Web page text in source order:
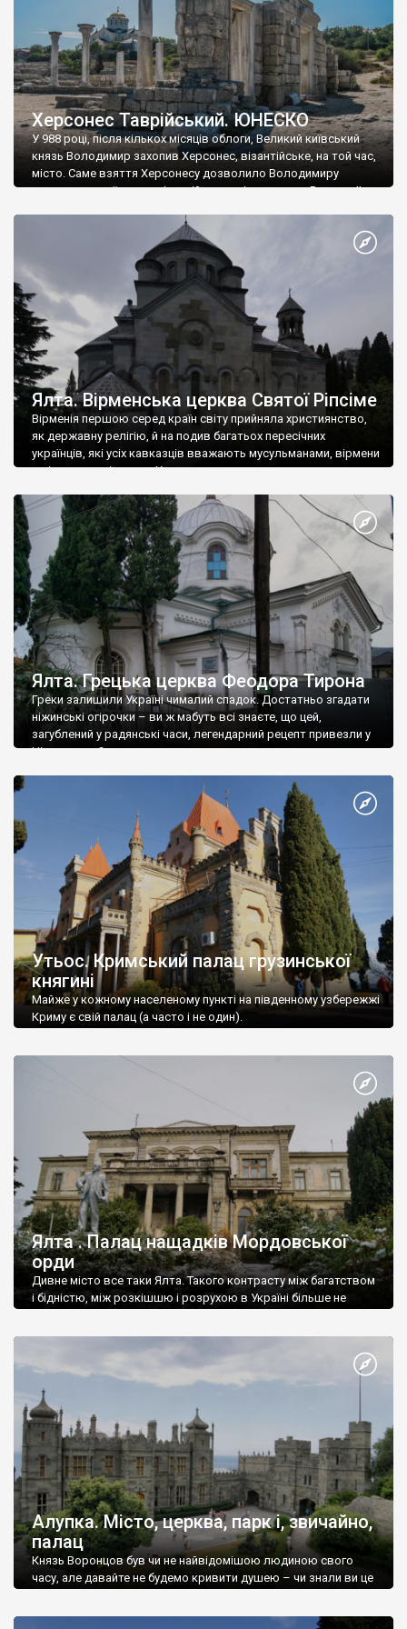
Херсонес Таврійський. ЮНЕСКО
У 988 році, після кількох місяців облоги, Великий київський
князь Володимир захопив Херсонес, візантійське, на той час,
місто. Саме взяття Херсонесу дозволило Володимиру
диктувати свої умови візантійському імператору Василю ІІ, та
Херсонесі Володимир-язичник, став Василем-християнином.
А потім було Хрещення Русі. На честь Херсонесу Таврійського
Ялта. Вірменська церква Святої Ріпсіме
Вірменія першою серед країн світу прийняла християнство,
як державну релігію, й на подив багатьох пересічних
українців, які усіх кавказців вважають мусульманами, вірмени
є відданими вірянами Христа
Ялта. Грецька церква Феодора Тирона
Греки залишили Україні чималий спадок. Достатньо згадати
ніжинські огірочки – ви ж мабуть всі знаєте, що цей,
загублений у радянські часи, легендарний рецепт привезли у
Ніжин греки?
Утьос. Кримський палац грузинської
княгині
Майже у кожному населеному пункті на південному узбережжі
Криму є свій палац (а часто і не один).
Ялта . Палац нащадків Мордовської
орди
Дивне місто все таки Ялта. Такого контрасту між багатством
і бідністю, між розкішшю і розрухою в Україні більше не
Алупка. Місто, церква, парк і, звичайно,
палац
Князь Воронцов був чи не найвідомішою людиною свого
часу, але давайте не будемо кривити душею – чи знали ви це